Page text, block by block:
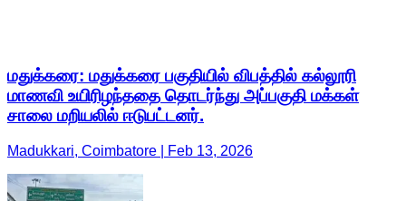
மதுக்கரை: மதுக்கரை பகுதியில் விபத்தில் கல்லூரி
மாணவி உயிரிழந்ததை தொடர்ந்து அப்பகுதி மக்கள்
சாலை மறியலில் ஈடுபட்டனர்.
Madukkari, Coimbatore | Feb 13, 2026